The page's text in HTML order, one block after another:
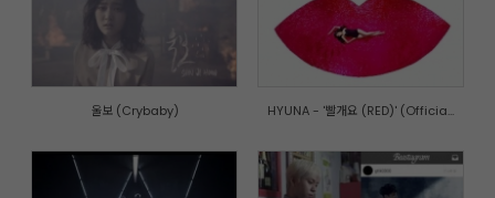
울보 (Crybaby) HYUNA - '빨개요 (RED)' (Officia...